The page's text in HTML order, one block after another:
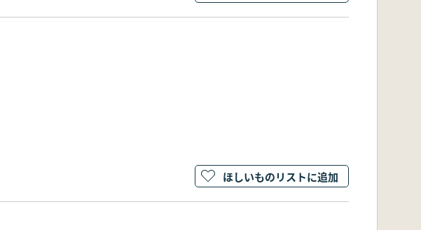
ほしいものリストに追加